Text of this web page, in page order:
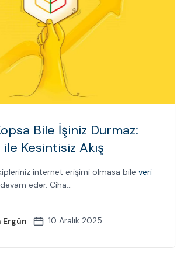
Bile İşiniz Durmaz:
Kesintisiz Akış
internet erişimi olmasa bileveri
eder. Ciha...
Ergün 10 Aralık 2025